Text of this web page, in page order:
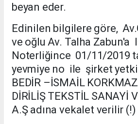
beyan eder.
Edinilen bilgilere göre,
ve oğlu Av. Talha Zabun'a
Noterliğince 01/11/2019
yevmiye no ile şirket
BEDİR –İSMAİL
DİRİLİŞ TEKSTİL SANAYİ
A.Ş adına vekalet verilir (!)